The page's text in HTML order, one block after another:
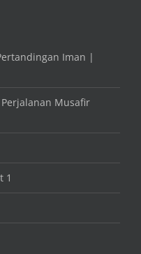
Iman |
Perjalanan Musafir
1